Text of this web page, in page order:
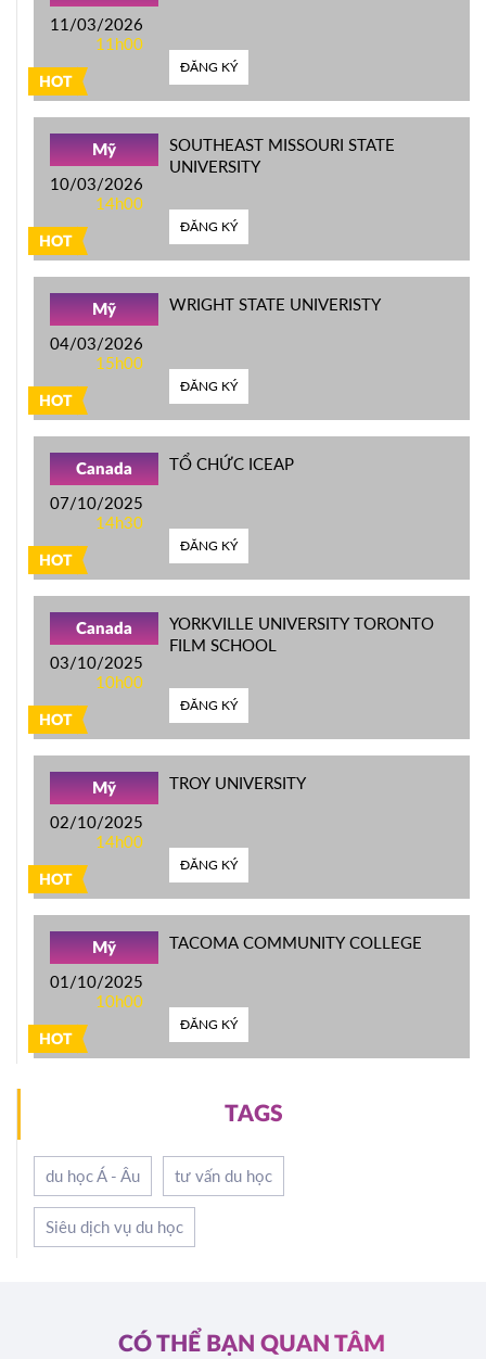
HOT
11/03/2026
11h00
ĐĂNG KÝ
HOT
Mỹ
10/03/2026
14h00
SOUTHEAST MISSOURI STATE
UNIVERSITY
ĐĂNG KÝ
HOT
Mỹ
04/03/2026
15h00
WRIGHT STATE UNIVERISTY
ĐĂNG KÝ
HOT
Canada
07/10/2025
14h30
TỔ CHỨC ICEAP
ĐĂNG KÝ
HOT
Canada
03/10/2025
10h00
YORKVILLE UNIVERSITY TORONTO
FILM SCHOOL
ĐĂNG KÝ
HOT
Mỹ
02/10/2025
14h00
TROY UNIVERSITY
ĐĂNG KÝ
HOT
Mỹ
01/10/2025
10h00
TACOMA COMMUNITY COLLEGE
ĐĂNG KÝ
TAGS
du học Á - Âu tư vấn du học
Siêu dịch vụ du học
CÓ THỂ BẠN QUAN TÂM